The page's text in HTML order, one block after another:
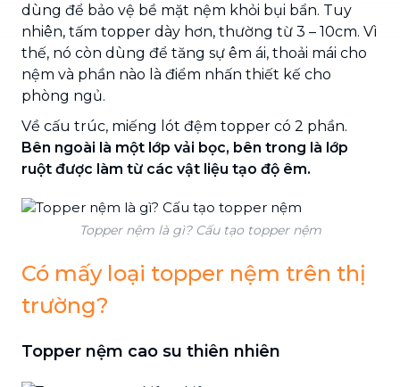
dùng để bảo vệ bề mặt nệm khỏi bụi bẩn. Tuy
nhiên, tấm topper dày hơn, thường từ 3 – 10cm. Vì
thế, nó còn dùng để tăng sự êm ái, thoải mái cho
nệm và phần nào là điểm nhấn thiết kế cho
phòng ngủ.
Về cấu trúc, miếng lót đệm topper có 2 phần.
Bên ngoài là một lớp vải bọc, bên trong là lớp
ruột được làm từ các vật liệu tạo độ êm.
Topper nệm là gì? Cấu tạo topper nệm
Có mấy loại topper nệm trên thị
trường?
Topper nệm cao su thiên nhiên